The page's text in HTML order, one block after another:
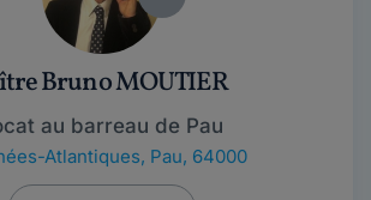
Bruno MOUTIER
au barreau de Pau
Atlantiques, Pau, 64000